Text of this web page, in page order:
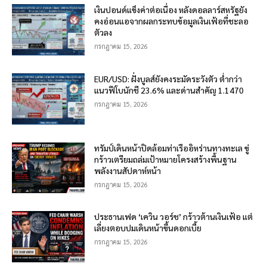
เงินปอนด์แข็งค่าต่อเนื่อง หลังดอลลาร์สหรัฐยัง
คงอ่อนแอจากผลกระทบข้อมูลเงินเฟ้อที่ชะลอ
ตัวลง
กรกฎาคม 15, 2026
EUR/USD: ฝั่งบูลส์ยังคงระมัดระวังตัว ต่ำกว่า
แนวฟีโบนักชี 23.6% และด่านสำคัญ 1.1470
กรกฎาคม 15, 2026
ทรัมป์เดินหน้าปิดล้อมท่าเรืออิหร่านทางทะเล ขู่
กร้าวเตรียมถล่มเป้าหมายโครงสร้างพื้นฐาน
พลังงานสัปดาห์หน้า
กรกฎาคม 15, 2026
ประธานเฟด ‘เควิน วอร์ช’ กร้าวต้านเงินเฟ้อ แต่
เลี่ยงตอบปมเดินหน้าขึ้นดอกเบี้ย
กรกฎาคม 15, 2026